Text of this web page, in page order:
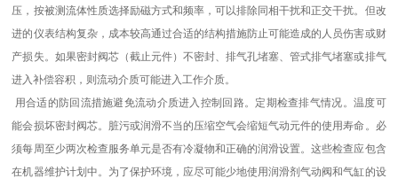
压，按被测流体性质选择励磁方式和频率，可以排除同相干扰和正交干扰。但改
进的仪表结构复杂，成本较高通过合适的结构措施防止可能造成的人员伤害或财
产损失。如果密封阀芯（截止元件）不密封、排气孔堵塞、管式排气堵塞或排气
进入补偿容积，则流动介质可能进入工作介质。
用合适的防回流措施避免流动介质进入控制回路。定期检查排气情况。温度可
能会损坏密封阀芯。脏污或润滑不当的压缩空气会缩短气动元件的使用寿命。必
须每周至少两次检查服务单元是否有冷凝物和正确的润滑设置。这些检查应包含
在机器维护计划中。为了保护环境，应尽可能少地使用润滑剂气动阀和气缸的设